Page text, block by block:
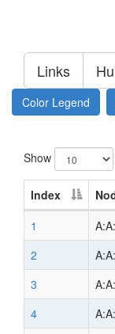
Links
Color Legend
Show
Index
1
2
3
4